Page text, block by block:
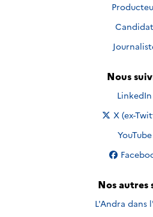
Candidat
Nous
Nous
LinkedIn
Nous
X (ex-
Nous
YouTube
Nous
Nos autres
L'Andra dans